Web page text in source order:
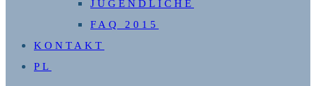
JUGENDLICHE
FAQ 2015
KONTAKT
PL